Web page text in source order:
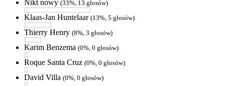
Nikt nowy (33%, 13 głosów)
Klaas-Jan Huntelaar (13%, 5 głosów)
Thierry Henry (8%, 3 głosów)
Karim Benzema (0%, 0 głosów)
Roque Santa Cruz (0%, 0 głosów)
David Villa (0%, 0 głosów)